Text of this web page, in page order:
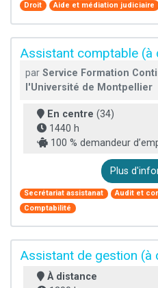
Droit Aide et médiation judiciaire
Assistant comptable (à
par Service Formation
l'Université de Montpellier
En centre (34)
1440 h
100 % demandeur
Plus
Secrétariat assistanat
Audit et
Comptabilité
Assistant de gestion (à
À distance